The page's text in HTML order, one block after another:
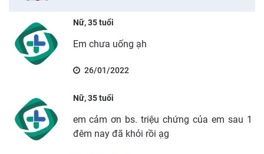
Nữ, 35 tuổi
Em chưa uống ạh
26/01/2022
Nữ, 35 tuổi
em cảm ơn bs. triệu chứng của em sau 1
đêm nay đã khỏi rồi ạg